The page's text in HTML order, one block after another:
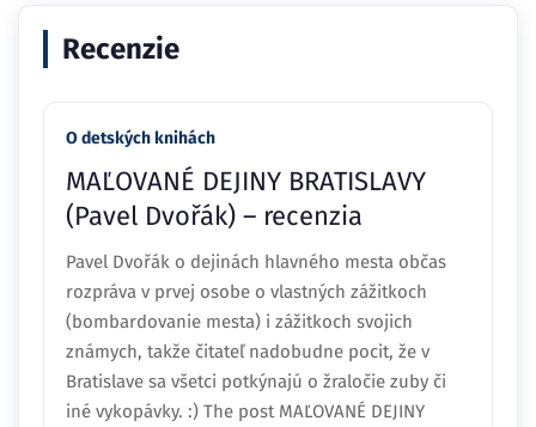
Recenzie
O detských knihách
MAĽOVANÉ DEJINY BRATISLAVY
(Pavel Dvořák) – recenzia
Pavel Dvořák o dejinách hlavného mesta občas
rozpráva v prvej osobe o vlastných zážitkoch
(bombardovanie mesta) i zážitkoch svojich
známych, takže čitateľ nadobudne pocit, že v
Bratislave sa všetci potkýnajú o žraločie zuby či
iné vykopávky. :) The post MAĽOVANÉ DEJINY